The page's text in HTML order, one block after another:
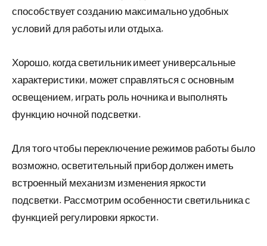
способствует созданию максимально удобных
условий для работы или отдыха.
Хорошо, когда светильник имеет универсальные
характеристики, может справляться с основным
освещением, играть роль ночника и выполнять
функцию ночной подсветки.
Для того чтобы переключение режимов работы было
возможно, осветительный прибор должен иметь
встроенный механизм изменения яркости
подсветки. Рассмотрим особенности светильника с
функцией регулировки яркости.